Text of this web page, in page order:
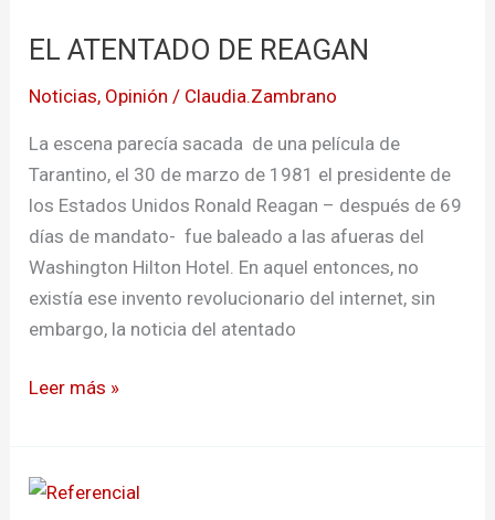
EL ATENTADO DE REAGAN
Noticias, Opinión / Claudia.Zambrano
La escena parecía sacada de una película de
Tarantino, el 30 de marzo de 1981 el presidente de
los Estados Unidos Ronald Reagan – después de 69
días de mandato- fue baleado a las afueras del
Washington Hilton Hotel. En aquel entonces, no
existía ese invento revolucionario del internet, sin
embargo, la noticia del atentado
DE
Leer más »
¿Cómo